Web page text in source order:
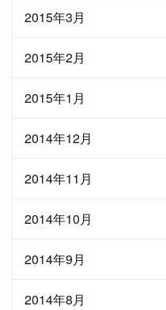
2015年3月
2015年2月
2015年1月
2014年12月
2014年11月
2014年10月
2014年9月
2014年8月